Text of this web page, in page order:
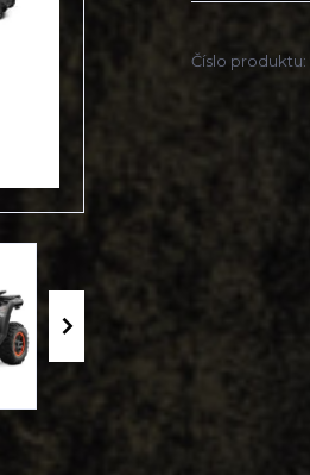
Číslo produktu: